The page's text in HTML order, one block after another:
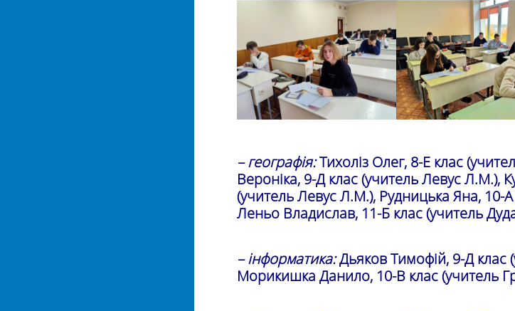
– географія:Тихоліз Олег, 8-Е клас
Вероніка, 9-Д клас (учитель Левус Л.М.),
(учитель Левус Л.М.), Рудницька Яна, 10-
Леньо Владислав, 11-Б клас (учитель
– інформатика:Дьяков Тимофій, 9-Д клас
Морикишка Данило, 10-В клас (учитель